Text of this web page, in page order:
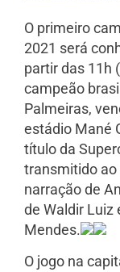
O primeiro
2021 será
partir das 11h
campeão
Palmeiras,
estádio Mané
título da
transmitido ao
narração de
de Waldir Luiz
Mendes.
O jogo na